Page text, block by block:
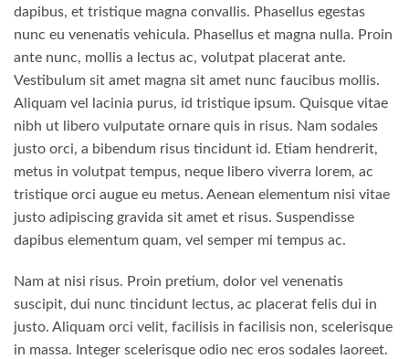
dapibus, et tristique magna convallis. Phasellus egestas
nunc eu venenatis vehicula. Phasellus et magna nulla. Proin
ante nunc, mollis a lectus ac, volutpat placerat ante.
Vestibulum sit amet magna sit amet nunc faucibus mollis.
Aliquam vel lacinia purus, id tristique ipsum. Quisque vitae
nibh ut libero vulputate ornare quis in risus. Nam sodales
justo orci, a bibendum risus tincidunt id. Etiam hendrerit,
metus in volutpat tempus, neque libero viverra lorem, ac
tristique orci augue eu metus. Aenean elementum nisi vitae
justo adipiscing gravida sit amet et risus. Suspendisse
dapibus elementum quam, vel semper mi tempus ac.
Nam at nisi risus. Proin pretium, dolor vel venenatis
suscipit, dui nunc tincidunt lectus, ac placerat felis dui in
justo. Aliquam orci velit, facilisis in facilisis non, scelerisque
in massa. Integer scelerisque odio nec eros sodales laoreet.